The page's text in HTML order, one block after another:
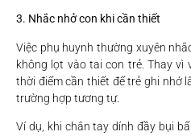
3. Nhắc nhở con khi cần thiết
Việc phụ huynh thường xuyên
không lọt vào tai con trẻ. Thay vì
thời điểm cần thiết để trẻ ghi nhớ
trường hợp tương tự.
Ví dụ, khi chân tay dính đầy bụi